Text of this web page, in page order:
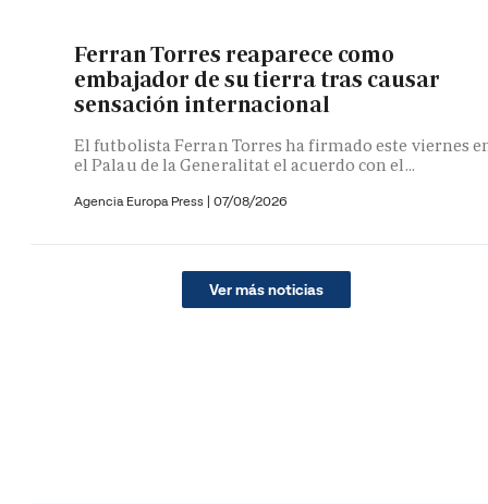
Ferran Torres reaparece como
embajador de su tierra tras causar
sensación internacional
El futbolista Ferran Torres ha firmado este viernes
el Palau de la Generalitat el acuerdo con el...
Agencia Europa Press | 07/08/2026
Ver más noticias